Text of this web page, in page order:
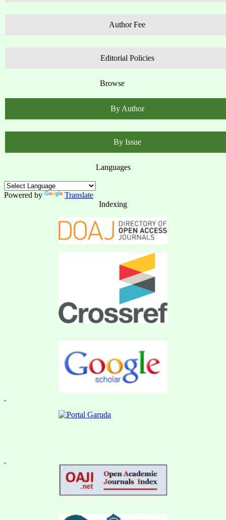
Author Fee
Editorial Policies
Browse
By Author
By Issue
Languages
Powered by
Translate
Indexing